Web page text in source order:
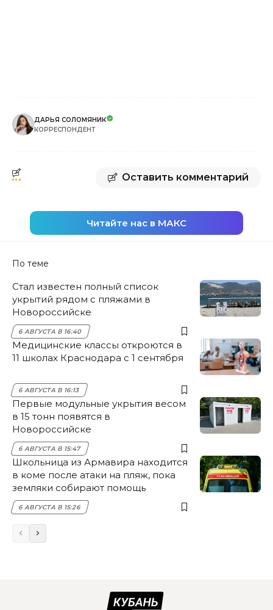
ДАРЬЯ СОЛОМЯНИК
КОРРЕСПОНДЕНТ
Оставить комментарий
Читайте нас в МАКС
По теме
Стал известен полный список
укрытий рядом с пляжами в
Новороссийске
6 АВГУСТА В 16:40
Медицинские классы откроются в
11 школах Краснодара с 1 сентября
6 АВГУСТА В 16:13
Первые модульные укрытия весом
в 15 тонн появятся в
Новороссийске
6 АВГУСТА В 15:47
Школьница из Армавира находится
в коме после атаки на пляж, пока
земляки собирают помощь
6 АВГУСТА В 15:26